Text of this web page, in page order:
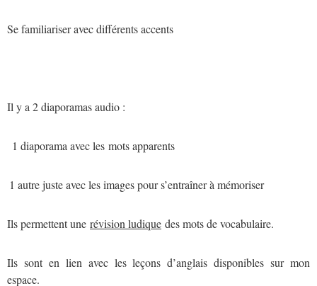
Se familiariser avec différents accents
Il y a 2 diaporamas audio :
diaporama avec les mots apparents
juste avec les images pour s’entraîner à mémoriser
Ils permettent une révision ludique des mots de vocabulaire.
Ils sont en lien avec les leçons d’anglais disponibles sur mon
espace.